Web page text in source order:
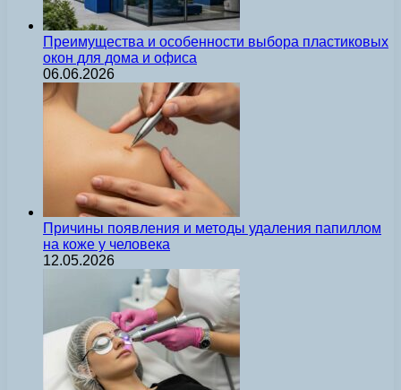
Преимущества и особенности выбора пластиковых
окон для дома и офиса
06.06.2026
Причины появления и методы удаления папиллом
на коже у человека
12.05.2026